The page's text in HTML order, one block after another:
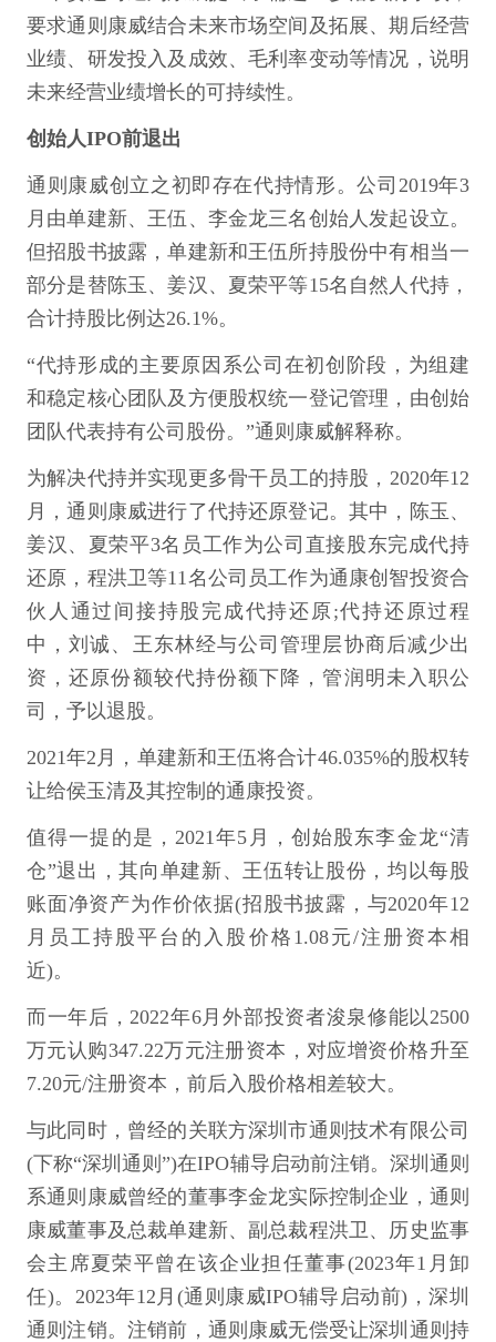
要求通则康威结合未来市场空间及拓展、期后经营
业绩、研发投入及成效、毛利率变动等情况，说明
未来经营业绩增长的可持续性。
创始人IPO前退出
通则康威创立之初即存在代持情形。公司2019年3
月由单建新、王伍、李金龙三名创始人发起设立。
但招股书披露，单建新和王伍所持股份中有相当一
部分是替陈玉、姜汉、夏荣平等15名自然人代持，
合计持股比例达26.1%。
“代持形成的主要原因系公司在初创阶段，为组建
和稳定核心团队及方便股权统一登记管理，由创始
团队代表持有公司股份。”通则康威解释称。
为解决代持并实现更多骨干员工的持股，2020年12
月，通则康威进行了代持还原登记。其中，陈玉、
姜汉、夏荣平3名员工作为公司直接股东完成代持
还原，程洪卫等11名公司员工作为通康创智投资合
伙人通过间接持股完成代持还原;代持还原过程
中，刘诚、王东林经与公司管理层协商后减少出
资，还原份额较代持份额下降，管润明未入职公
司，予以退股。
2021年2月，单建新和王伍将合计46.035%的股权转
让给侯玉清及其控制的通康投资。
值得一提的是，2021年5月，创始股东李金龙“清
仓”退出，其向单建新、王伍转让股份，均以每股
账面净资产为作价依据(招股书披露，与2020年12
月员工持股平台的入股价格1.08元/注册资本相
近)。
而一年后，2022年6月外部投资者浚泉修能以2500
万元认购347.22万元注册资本，对应增资价格升至
7.20元/注册资本，前后入股价格相差较大。
与此同时，曾经的关联方深圳市通则技术有限公司
(下称“深圳通则”)在IPO辅导启动前注销。深圳通则
系通则康威曾经的董事李金龙实际控制企业，通则
康威董事及总裁单建新、副总裁程洪卫、历史监事
会主席夏荣平曾在该企业担任董事(2023年1月卸
任)。2023年12月(通则康威IPO辅导启动前)，深圳
通则注销。注销前，通则康威无偿受让深圳通则持